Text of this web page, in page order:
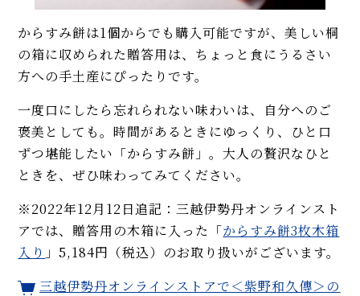
からすみ餅は1個からでも購入可能ですが、美しい桐
の箱に収められた贈答用は、ちょっと食にうるさい
方への手土産にぴったりです。
一度口にしたら忘れられない味わいは、自分へのご
褒美としても。時間があるときにゆっくり、ひと口
ずつ堪能したい「からすみ餅」。大人の贅沢なひと
ときを、ぜひ味わってみてください。
※2022年12月12日追記：三越伊勢丹オンラインスト
アでは、贈答用の木箱に入った「からすみ餅3枚木箱
入り 」5,184円（税込）のお取り扱いがございます。
三越伊勢丹オンラインストアで＜紫野和久傳＞の